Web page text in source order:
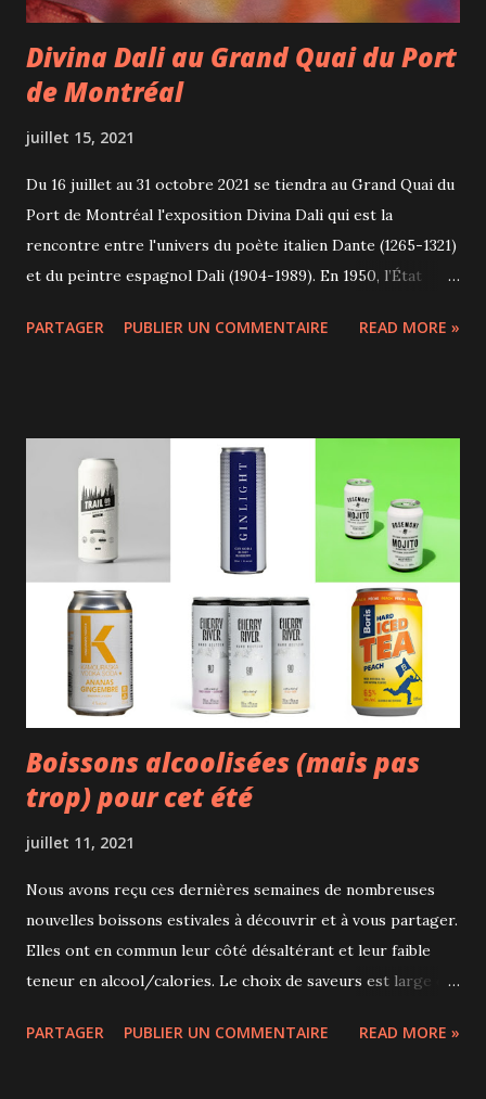
Divina Dali au Grand Quai du Port
de Montréal
juillet 15, 2021
Du 16 juillet au 31 octobre 2021 se tiendra au Grand Quai du
Port de Montréal l'exposition Divina Dali qui est la
rencontre entre l'univers du poète italien Dante (1265-1321)
et du peintre espagnol Dali (1904-1989). En 1950, l’État
illustrer les 100 poèmes de la Divine Comédie de Dante,
texte considéré à juste titre comme une fierté nationale.
C'est en 1960 à Paris que Dali exposa finalement ces œuvres
qui connurent un grand succès. La compagnie La Girafe en
feu a eu l'idée de cette exposition présentée pour la toute
première fois à Montréal avec l'aide du commissaire
Raynald Michaud habitué à la conception d'animations
culturelles (Musée Pointe-à-Callière, Espace pour la vie).
On traverse 3 univers : l’Enfer, le Purgatoire e...
PARTAGER PUBLIER UN COMMENTAIRE READ MORE »
Boissons alcoolisées (mais pas
trop) pour cet été
juillet 11, 2021
Nous avons reçu ces dernières semaines de nombreuses
nouvelles boissons estivales à découvrir et à vous partager.
Elles ont en commun leur côté désaltérant et leur faible
teneur en alcool/calories. Le choix de saveurs est large et
seltzers, cocktails prêts à déguster et thés glacés
PARTAGER PUBLIER UN COMMENTAIRE READ MORE »